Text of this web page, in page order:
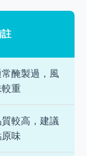
醃製過，風
重
較高，建議
味